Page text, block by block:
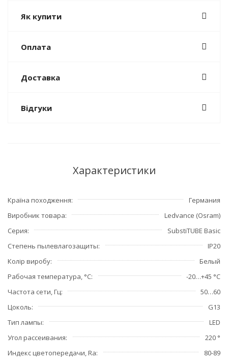
Як купити
Оплата
Доставка
Відгуки
Характеристики
Країна походження
Германия
Виробник товара
Ledvance (Osram)
Серия
SubstiTUBE Basic
Степень пылевлагозащиты
IP20
Колір виробу
Белый
Рабочая температура, °С
-20…+45 °C
Частота сети, Гц
50…60
Цоколь
G13
Тип лампы
LED
Угол рассеивания
220 °
Индекс цветопередачи, Ra
80-89